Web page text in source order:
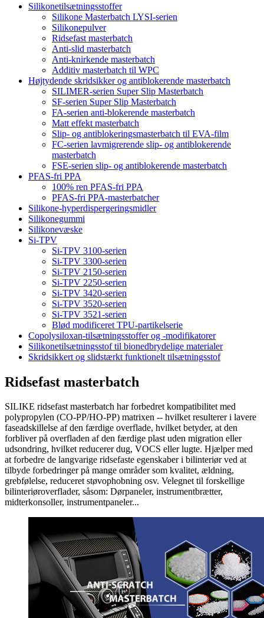
Silikonetilsætningsstoffer
Silikone Masterbatch LYSI-serien
Silikonepulver
Ridsefast masterbatch
Anti-slid masterbatch
Anti-knirkende masterbatch
Additiv masterbatch til WPC
Højtydende skridsikker og antiblokerende masterbatch
SILIMER-serien Super Slip Masterbatch
SF-serien Super Slip Masterbatch
FA-serien anti-blokerende masterbatch
Matt effekt masterbatch
Slip- og antiblokeringsmasterbatch til EVA-film
FC-serien lavmigrerende slip- og antiblokerende
masterbatch
FSE-serien slip- og antiblokerende masterbatch
PFAS-fri PPA
100% ren PFAS-fri PPA
PFAS-fri PPA-masterbatcher
Silikone-hyperdispergeringsmidler
Silikonegummi
Silikonevæske
Si-TPV
Si-TPV 3100-serien
Si-TPV 3300-serien
Si-TPV 2150-serien
Si-TPV 2250-serien
Si-TPV 3420-serien
Si-TPV 3520-serien
Si-TPV 3521-serien
Blød modificeret TPU-partikelserie
Copolysiloxan-tilsætningsstoffer og -modifikatorer
Silikonetilsætningsstof til bionedbrydelige materialer
Skridsikkert og slidstærkt funktionelt tilsætningsstof
Ridsefast masterbatch
SILIKE ridsefast masterbatch har forbedret kompatibilitet med
polypropylen (CO-PP/HO-PP) matrixen -- hvilket resulterer i lavere
faseadskillelse af den færdige overflade, hvilket betyder, at den
forbliver på overfladen af ​​den færdige plast uden migration eller
udsondring, hvilket reducerer dug, VOCS eller lugte. Hjælper med
at forbedre de langvarige ridsefaste egenskaber i bilinteriør ved at
tilbyde forbedringer på mange områder som kvalitet, ældning,
grebfølelse, reduceret støvophobning osv. Velegnet til forskellige
bilinteriøroverflader, såsom: Dørpaneler, instrumentbrætter,
midterkonsoller, instrumentpaneler...